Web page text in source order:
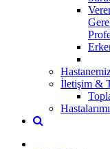
İletişim &